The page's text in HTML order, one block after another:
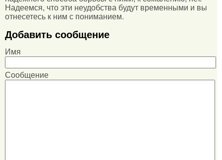
Надеемся, что эти неудобства будут временными и вы
отнесетесь к ним с пониманием.
Добавить сообщение
Имя
Сообщение